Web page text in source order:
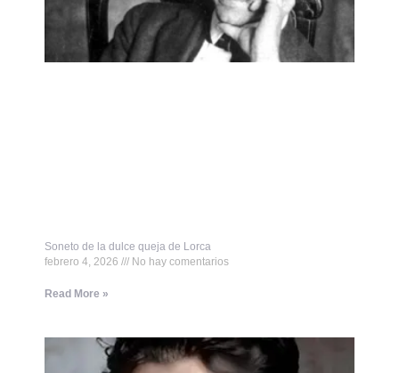
Soneto de la dulce queja de Lorca
febrero 4, 2026
No hay comentarios
Read More »